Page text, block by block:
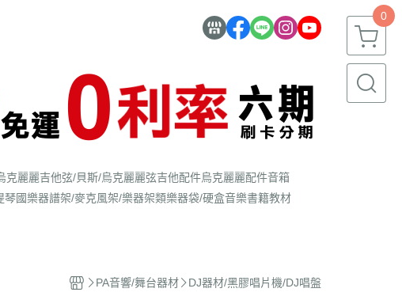
0
克麗麗吉他弦/貝斯/烏克麗麗弦吉他配件烏克麗麗配件音箱
琴國樂器譜架/麥克風架/樂器架類樂器袋/硬盒音樂書籍教材
PA音響/舞台器材 DJ器材/黑膠唱片機/DJ唱盤